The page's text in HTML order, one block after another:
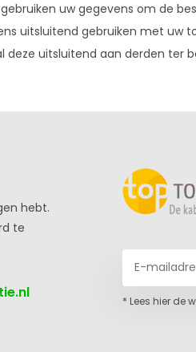
uw gegevens om de
uitsluitend gebruiken met uw
uitsluitend aan derden ter
hebt.
te
* Lees hier de